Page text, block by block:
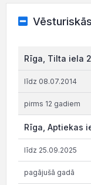
Rīga, Tilta iela
līdz 08.07.2014
pirms 12 gadiem
Rīga, Aptiekas
līdz 25.09.2025
pagājušā gadā